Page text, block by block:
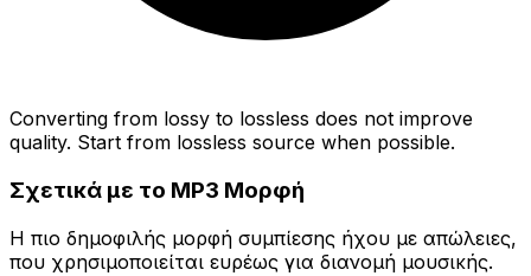
Converting from lossy to lossless does not improve
quality. Start from lossless source when possible.
Σχετικά με το MP3 Μορφή
Η πιο δημοφιλής μορφή συμπίεσης ήχου με απώλειες,
που χρησιμοποιείται ευρέως για διανομή μουσικής.